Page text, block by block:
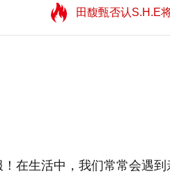
田馥甄否认S.H.E
望11:08
田馥甄否认S.H.E
在生活中，我们常常会遇